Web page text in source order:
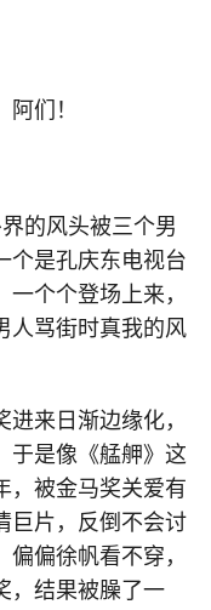
们！
的风头被三个男
个是孔庆东电视台
个个登场上来，
人骂街时真我的风
来日渐边缘化，
于是像《艋舺》这
，被金马奖关爱有
巨片，反倒不会讨
偏徐帆看不穿，
，结果被臊了一